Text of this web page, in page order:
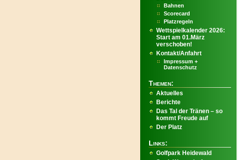
Bahnen
Scorecard
Platzregeln
Wettspielkalender 2026:
Start am 01.März
verschoben!
Kontakt/Anfahrt
Impressum +
Datenschutz
Themen:
Aktuelles
Berichte
Das Tal der Tränen – so
kommt Freude auf
Der Platz
Links:
Golfpark Heidewald